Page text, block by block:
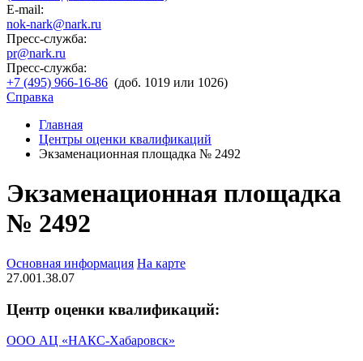
E-mail:
nok-nark@nark.ru
Пресс-служба:
pr@nark.ru
Пресс-служба:
+7 (495) 966-16-86 (доб. 1019 или 1026)
Справка
Главная
Центры оценки квалификаций
Экзаменационная площадка № 2492
Экзаменационная площадка
№ 2492
Основная информация На карте
27.001.38.07
Центр оценки квалификаций:
ООО АЦ «НАКС-Хабаровск»